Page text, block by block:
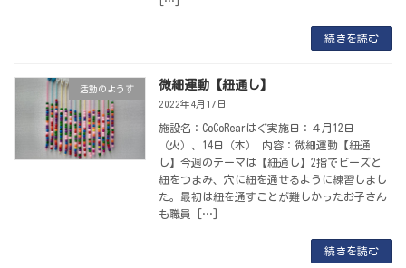
続きを読む
活動のようす 微細運動【紐通し】
2022年4月17日
施設名：CoCoRearはぐ実施日：４月12日
（火）、14日（木） 内容：微細運動【紐通
し】今週のテーマは【紐通し】2指でビーズと
紐をつまみ、穴に紐を通せるように練習しまし
た。最初は紐を通すことが難しかったお子さん
も職員 […]
続きを読む